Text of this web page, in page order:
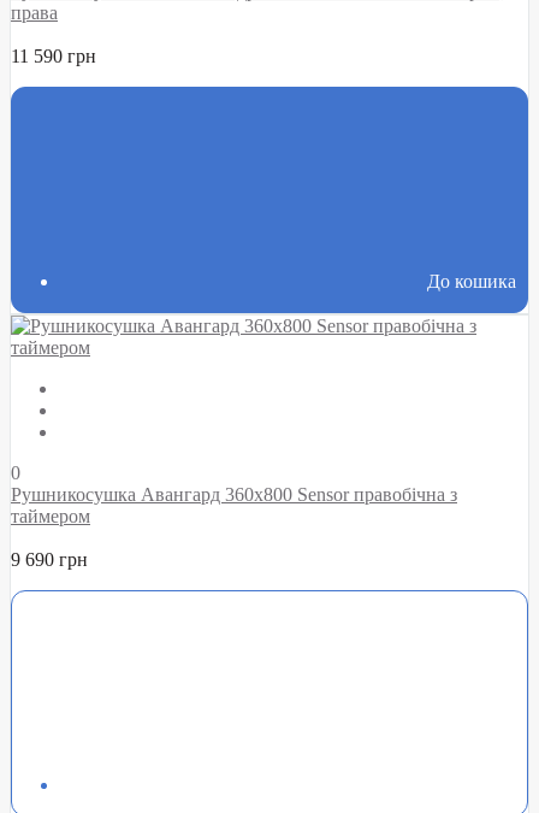
права
11 590 грн
До кошика
0
Рушникосушка Авангард 360х800 Sensor правобічна з
таймером
9 690 грн